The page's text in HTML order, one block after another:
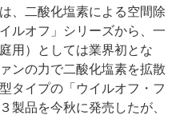
、二酸化塩素による空間除
ルオフ」シリーズから、一
用）としては業界初とな
ンの力で二酸化塩素を拡散
タイプの「ウイルオフ・フ
製品を今秋に発売したが、